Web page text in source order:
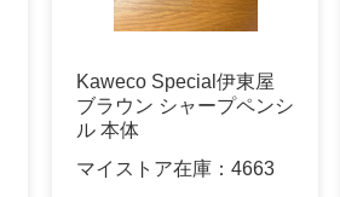
Kaweco Special伊東屋
ブラウン シャープペンシ
ル 本体
マイストア在庫： 4663